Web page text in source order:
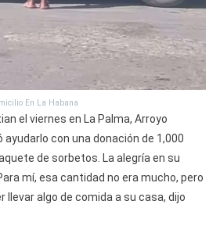
En La Habana
el viernes en La Palma, Arroyo
ayudarlo con una donación de 1,000
de sorbetos. La alegría en su
mí, esa cantidad no era mucho, pero
llevar algo de comida a su casa, dijo